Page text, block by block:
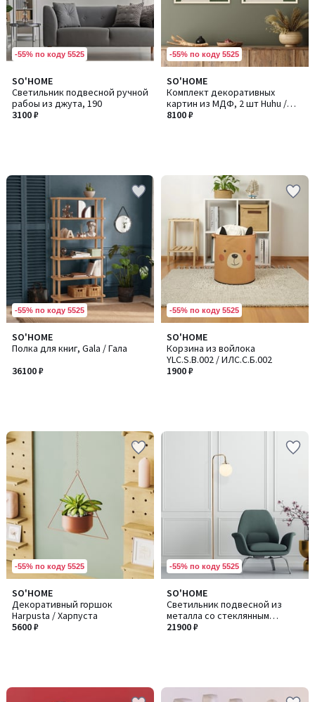
-55% по коду 5525
SO'HOME
Светильник подвесной ручной
рабоы из джута, 190
3100 ₽
-55% по коду 5525
SO'HOME
Комплект декоративных
картин из МДФ, 2 шт Huhu /
Хуху202
8100 ₽
-55% по коду 5525
SO'HOME
Полка для книг, Gala / Гала
36100 ₽
-55% по коду 5525
SO'HOME
Корзина из войлока
YLC.S.B.002 / ИЛC.С.Б.002
1900 ₽
-55% по коду 5525
SO'HOME
Декоративный горшок
Harpusta / Харпуста
5600 ₽
-55% по коду 5525
SO'HOME
Светильник подвесной из
металла со стеклянным
абажуром, Viran / Виран
21900 ₽